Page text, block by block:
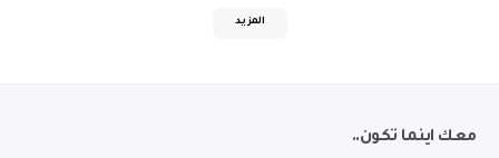
المزيد
معك اينما تكون..